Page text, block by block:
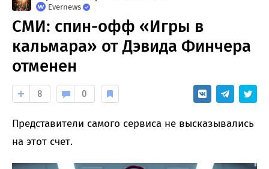
Evernews
СМИ: спин-офф «Игры в
кальмара» от Дэвида Финчера
отменен
8 0
Представители самого сервиса не высказывались
на этот счет.